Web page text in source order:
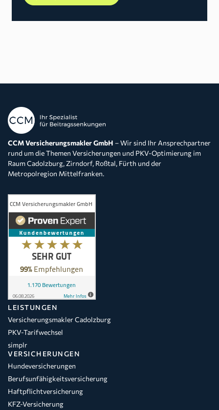
CCM Versicherungsmakler GmbH – Wir sind Ihr Ansprechpartner
rund um die Themen Versicherungen und PKV-Optimierung im
Raum Cadolzburg, Zirndorf, Roßtal, Fürth und der
Metropolregion Mittelfranken.
LEISTUNGEN
Versicherungsmakler Cadolzburg
PKV-Tarifwechsel
simplr
VERSICHERUNGEN
Hundeversicherungen
Berufsunfähigkeitsversicherung
Haftpflichtversicherung
KFZ-Versicherung